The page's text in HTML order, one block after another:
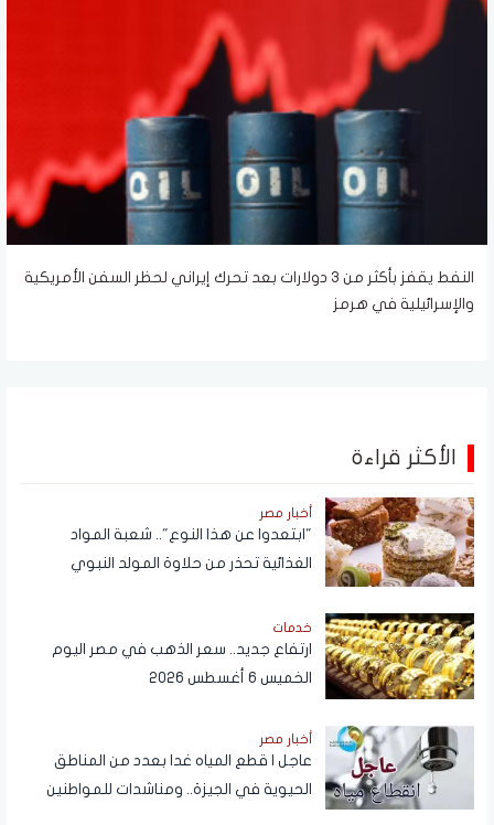
النفط يقفز بأكثر من 3 دولارات بعد تحرك إيراني لحظر السفن الأمريكية
والإسرائيلية في هرمز
الأكثر قراءة
أخبار مصر
"ابتعدوا عن هذا النوع".. شعبة المواد
الغذائية تحذر من حلاوة المولد النبوي
خدمات
ارتفاع جديد.. سعر الذهب في مصر اليوم
الخميس 6 أغسطس 2026
أخبار مصر
عاجل | قطع المياه غدا بعدد من المناطق
الحيوية في الجيزة.. ومناشدات للمواطنين